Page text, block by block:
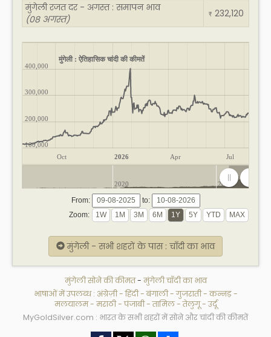
मुंगेली रजत दर - अगस्त : समापन भाव
(08 अगस्त)
₹ 232,120
मुंगेली : ऐतिहासिक चांदी की कीमतें
Oct 2026 Apr Jul
100,000
200,000
300,000
400,000
2020 2025
From:
to:
Zoom:
मुंगेली - सभी शहरों के पास : चाँदी का भाव
मुंगेली सोने की कीमत- मुंगेली चाँदी का भाव
भाषाओं में उपलब्ध : अंग्रेज़ी-हिंदी-बंगाली-गुजराती-कन्नड़-
मलयालम- मराठी-पंजाबी-तामिल-तेलुगू-उर्दू
MyGoldSilver.com : भारत के सभी शहरों में सोने और चांदी की कीमतें